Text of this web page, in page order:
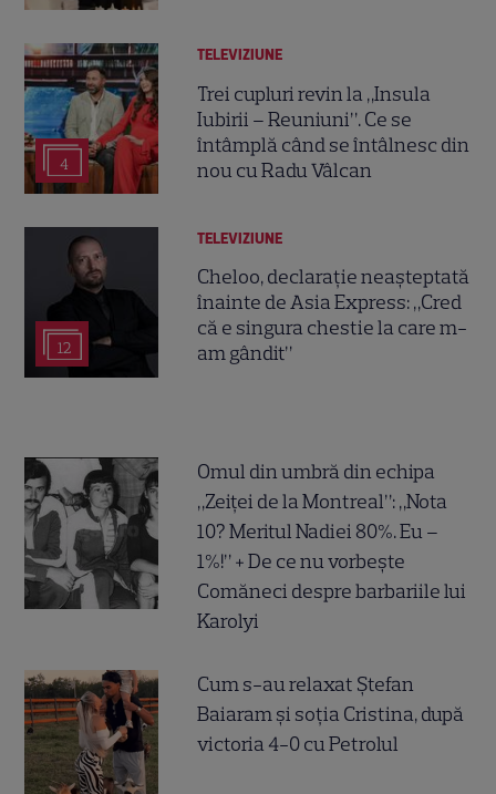
4
TELEVIZIUNE
Trei cupluri revin la „Insula
Iubirii – Reuniuni”. Ce se
întâmplă când se întâlnesc din
nou cu Radu Vâlcan
12
TELEVIZIUNE
Cheloo, declarație neașteptată
înainte de Asia Express: „Cred
că e singura chestie la care m-
am gândit”
Omul din umbră din echipa
„Zeiței de la Montreal”: „Nota
10? Meritul Nadiei 80%. Eu –
1%!” + De ce nu vorbește
Comăneci despre barbariile lui
Karolyi
Cum s-au relaxat Ștefan
Baiaram și soția Cristina, după
victoria 4-0 cu Petrolul